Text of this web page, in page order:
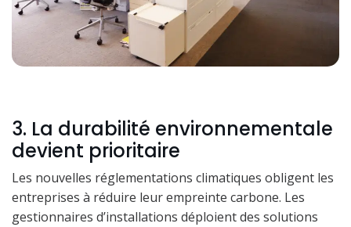
3. La durabilité environnementale
devient prioritaire
Les nouvelles réglementations climatiques obligent les
entreprises à réduire leur empreinte carbone. Les
gestionnaires d’installations déploient des solutions